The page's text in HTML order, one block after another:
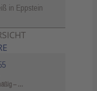
in Eppstein
– …